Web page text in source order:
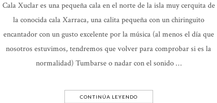
Cala Xuclar es una pequeña cala en el norte de la isla muy cerquita de
la conocida cala Xarraca, una calita pequeña con un chiringuito
encantador con un gusto excelente por la música (al menos el día que
nosotros estuvimos, tendremos que volver para comprobar si es la
normalidad) Tumbarse o nadar con el sonido …
CONTINÚA LEYENDO